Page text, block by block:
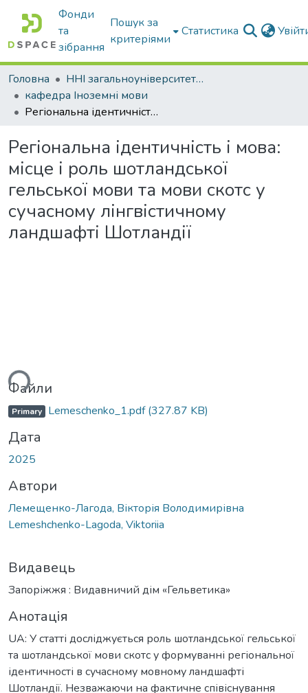
Фонди
та
зібрання
Пошук за
критеріями
Статистика
Головна
ННІ загальноуніверситетської підготовки
кафедра Іноземні мови
Регіональна ідентичність і мова: місце і роль шотландської гельської мови та мови скотс у сучасному лінгвістичному ландшафті Шотландії
Регіональна ідентичність і мова:
місце і роль шотландської
гельської мови та мови скотс у
сучасному лінгвістичному
ландшафті Шотландії
Файли
Primary Lemeschenko_1.pdf(327.87 KB)
Дата
2025
Автори
Лемещенко-Лагода, Вікторія Володимирівна
Lemeshchenko-Lagoda, Viktoriia
Видавець
Запоріжжя : Видавничий дім «Гельветика»
Анотація
UA: У статті досліджується роль шотландської гельської
та шотландської мови скотс у формуванні регіональної
ідентичності в сучасному мовному ландшафті
Шотландії. Незважаючи на фактичне співіснування